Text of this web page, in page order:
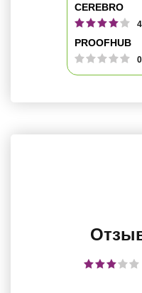
CEREBRO
PROOFHUB